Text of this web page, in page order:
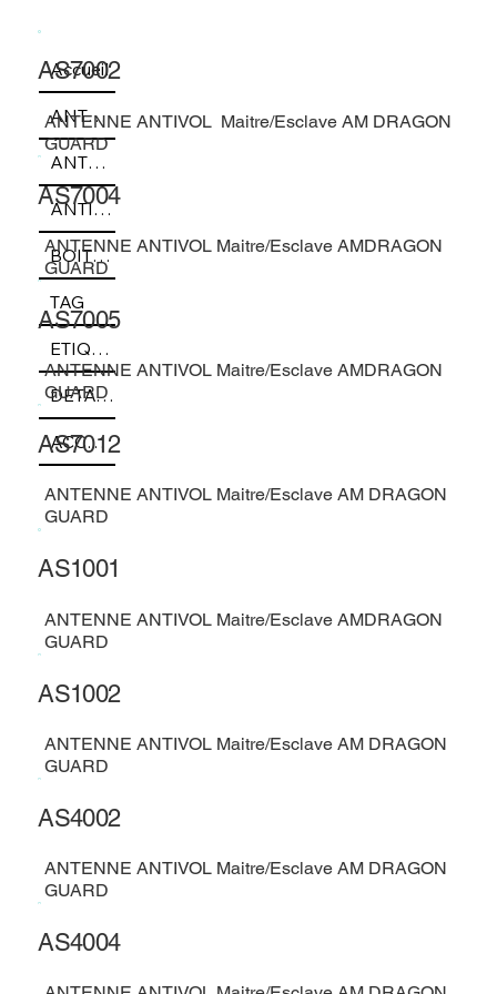
Accueil
ANTENNE AM
ANTENNE RF
ANTIVOL SMARTPHONE
BOITE ANTIVOL RF
TAG
ETIQUETTE
DETACHEUR TAG
ACCESSOIRE
AS7002
ANTENNE ANTIVOL Maitre/Esclave AM DRAGON
GUARD
AS7004
ANTENNE ANTIVOL Maitre/Esclave AMDRAGON
GUARD
AS7005
ANTENNE ANTIVOL Maitre/Esclave AMDRAGON
GUARD
AS7012
ANTENNE ANTIVOL Maitre/Esclave AM DRAGON
GUARD
AS1001
ANTENNE ANTIVOL Maitre/Esclave AMDRAGON
GUARD
AS1002
ANTENNE ANTIVOL Maitre/Esclave AM DRAGON
GUARD
AS4002
ANTENNE ANTIVOL Maitre/Esclave AM DRAGON
GUARD
AS4004